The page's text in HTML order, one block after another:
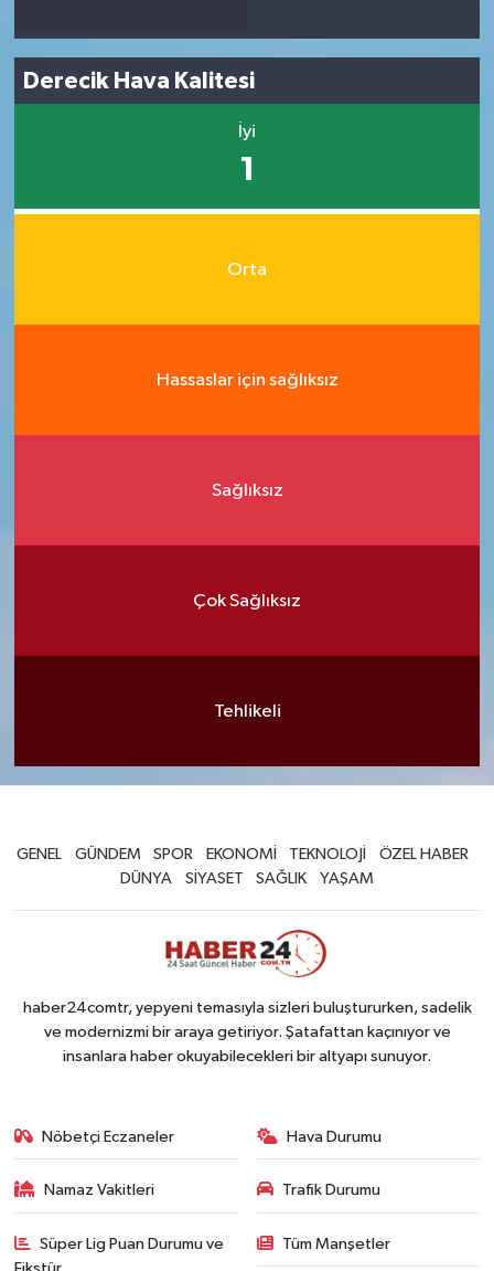
Derecik Hava Kalitesi
İyi
1
Orta
Hassaslar için sağlıksız
Sağlıksız
Çok Sağlıksız
Tehlikeli
GENEL GÜNDEM SPOR EKONOMİ TEKNOLOJİ
ÖZEL HABER
DÜNYA
SİYASET SAĞLIK YAŞAM
haber24comtr, yepyeni temasıyla sizleri buluştururken, sadelik
ve modernizmi bir araya getiriyor. Şatafattan kaçınıyor ve
insanlara haber okuyabilecekleri bir altyapı sunuyor.
Nöbetçi Eczaneler Hava Durumu
Namaz Vakitleri Trafik Durumu
Süper Lig Puan Durumu ve
Fikstür
Tüm Manşetler